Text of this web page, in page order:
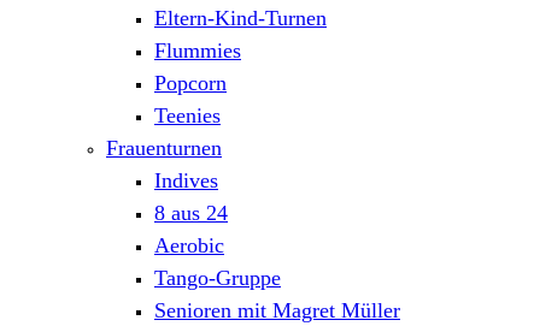
Eltern-Kind-Turnen
Flummies
Popcorn
Teenies
Frauenturnen
Indives
8 aus 24
Aerobic
Tango-Gruppe
Senioren mit Magret Müller